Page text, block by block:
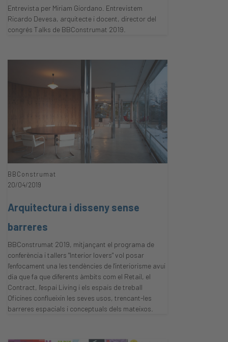
Entrevista per Miriam Giordano. Entrevistem
Ricardo Devesa, arquitecte i docent, director del
congrés Talks de BBConstrumat 2019.
BBConstrumat
20/04/2019
Arquitectura i disseny sense
barreres
BBConstrumat 2019, mitjançant el programa de
conferència i tallers "Interior lovers" vol posar
l'enfocament una les tendències de l'interiorisme avui
dia que fa que diferents àmbits com el Retail, el
Contract, l'espai Living i els espais de treball
Oficines conflueixin les seves usos, trencant-les
barreres espacials i conceptuals dels mateixos.